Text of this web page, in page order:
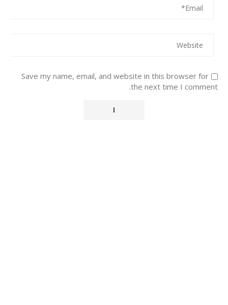
Save my name, email, and website in this browser for
the next time I comment.